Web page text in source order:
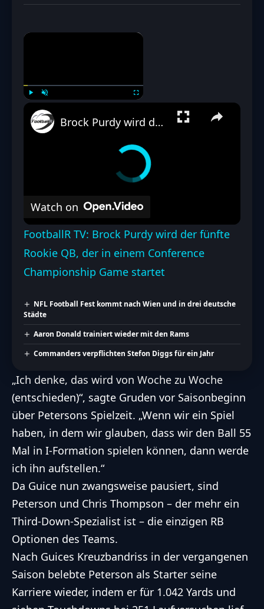
×
Brock Purdy wird der fünfte Rookie QB, der in einem Conference Championship Game startet
Watch on
FootballR TV: Brock Purdy wird der fünfte
Rookie QB, der in einem Conference
Championship Game startet
NFL Football Fest kommt nach Wien und in drei deutsche
Städte
Aaron Donald trainiert wieder mit den Rams
Commanders verpflichten Stefon Diggs für ein Jahr
„Ich denke, das wird von Woche zu Woche
(entschieden)“, sagte Gruden vor Saisonbeginn
über Petersons Spielzeit. „Wenn wir ein Spiel
haben, in dem wir glauben, dass wir den Ball 55
Mal in I-Formation spielen können, dann werde
ich ihn aufstellen.“
Da Guice nun zwangsweise pausiert, sind
Peterson und Chris Thompson – der mehr ein
Third-Down-Spezialist ist – die einzigen RB
Optionen des Teams.
Nach Guices Kreuzbandriss in der vergangenen
Saison belebte Peterson als Starter seine
Karriere wieder, indem er für 1.042 Yards und